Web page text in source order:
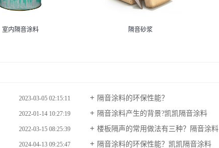
室内隔音涂料 隔音砂浆
2023-03-05 02:15:11 隔音涂料的环保性能？
2022-01-14 10:27:19 隔音涂料产生的背景?凯凯隔音涂料
2022-03-15 08:25:39 楼板隔声的常用做法有三种？隔音涂料
2024-04-13 09:25:47 隔音涂料的环保性能？凯凯隔音涂料